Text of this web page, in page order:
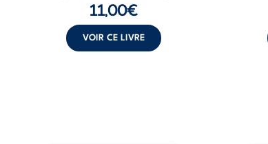
11,00€
VOIR CE LIVRE